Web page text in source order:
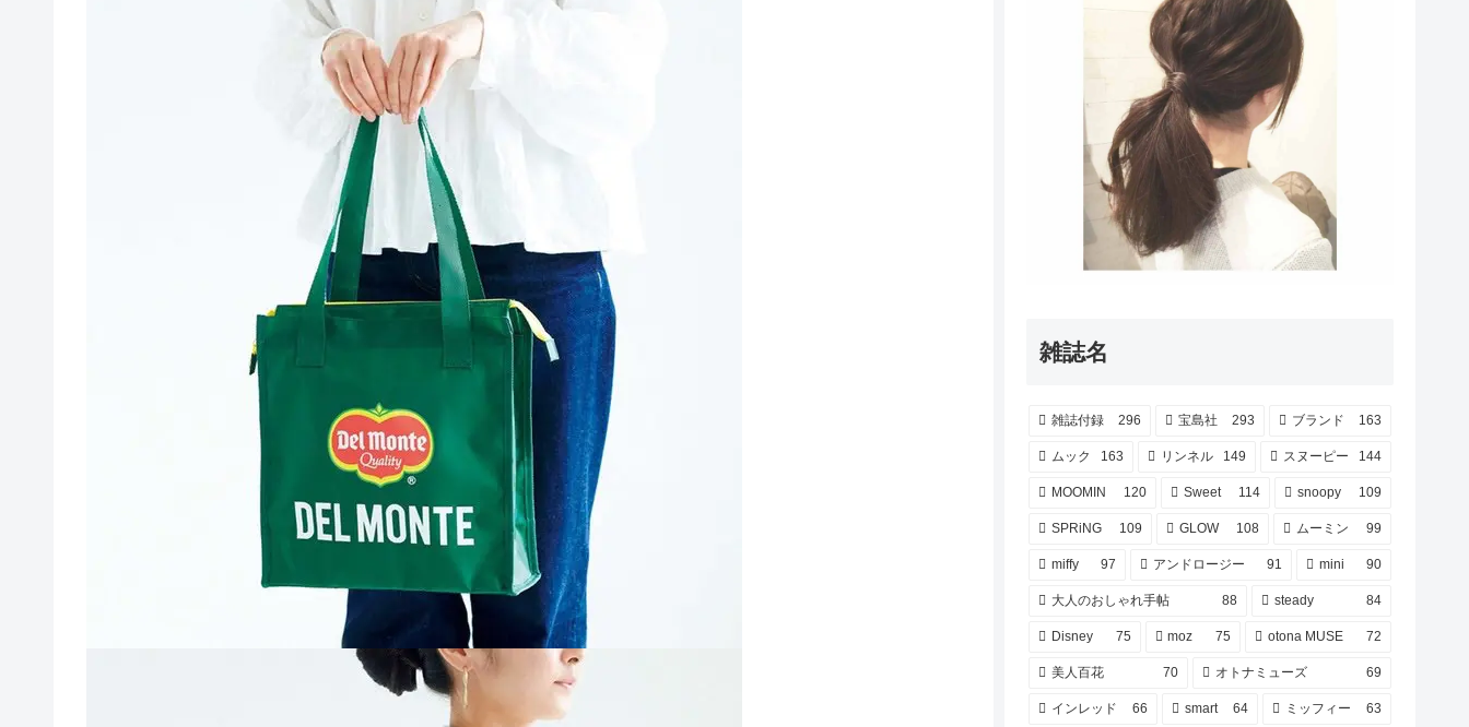
雑誌名
雑誌付録 296 宝島社 293 ブランド 163
ムック 163 リンネル 149 スヌーピー 144
MOOMIN 120 Sweet 114 snoopy 109
SPRiNG 109 GLOW 108 ムーミン 99
miffy 97 アンドロージー 91 mini 90
大人のおしゃれ手帖 88 steady 84
Disney 75 moz 75 otona MUSE 72
美人百花 70 オトナミューズ 69
インレッド 66 smart 64 ミッフィー 63